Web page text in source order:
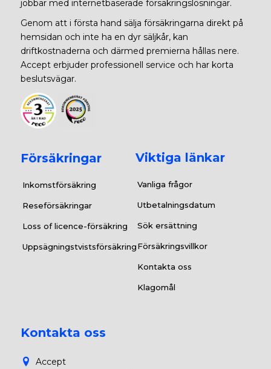
jobbar med internetbaserade försäkringslösningar.
Genom att i första hand sälja försäkringarna direkt på
hemsidan och inte ha en dyr säljkår, kan
driftkostnaderna och därmed premierna hållas nere.
Accept erbjuder professionell service och har korta
beslutsvägar.
Försäkringar
Inkomstförsäkring
Reseförsäkringar
Loss of licence-försäkring
Uppsägningstvistsförsäkring
Viktiga länkar
Vanliga frågor
Utbetalningsdatum
Sök ersättning
Försäkringsvillkor
Kontakta oss
Klagomål
Kontakta oss
Accept